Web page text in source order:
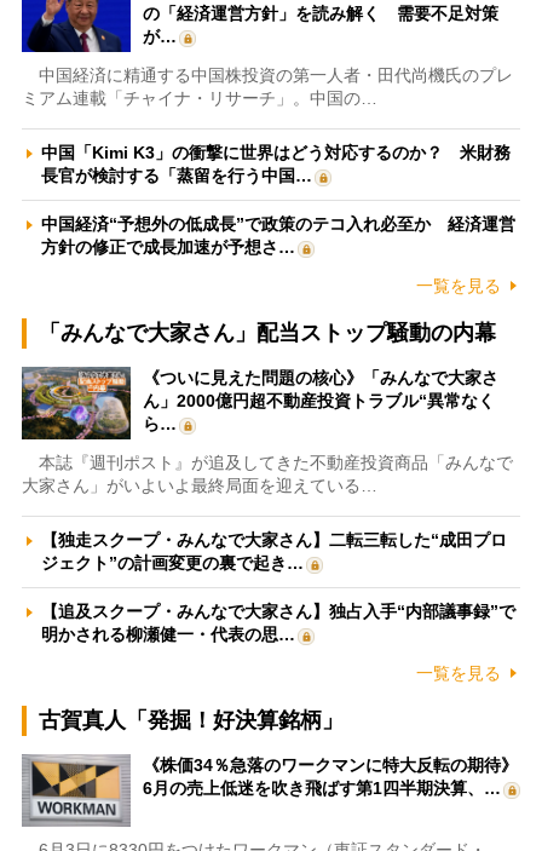
の「経済運営方針」を読み解く 需要不足対策
が…
中国経済に精通する中国株投資の第一人者・田代尚機氏のプレ
ミアム連載「チャイナ・リサーチ」。中国の…
中国「Kimi K3」の衝撃に世界はどう対応するのか？ 米財務
長官が検討する「蒸留を行う中国…
中国経済“予想外の低成長”で政策のテコ入れ必至か 経済運営
方針の修正で成長加速が予想さ…
一覧を見る
「みんなで大家さん」配当ストップ騒動の内幕
《ついに見えた問題の核心》「みんなで大家さ
ん」2000億円超不動産投資トラブル“異常なく
ら…
本誌『週刊ポスト』が追及してきた不動産投資商品「みんなで
大家さん」がいよいよ最終局面を迎えている…
【独走スクープ・みんなで大家さん】二転三転した“成田プロ
ジェクト”の計画変更の裏で起き…
【追及スクープ・みんなで大家さん】独占入手“内部議事録”で
明かされる柳瀬健一・代表の思…
一覧を見る
古賀真人「発掘！好決算銘柄」
《株価34％急落のワークマンに特大反転の期待》
6月の売上低迷を吹き飛ばす第1四半期決算、…